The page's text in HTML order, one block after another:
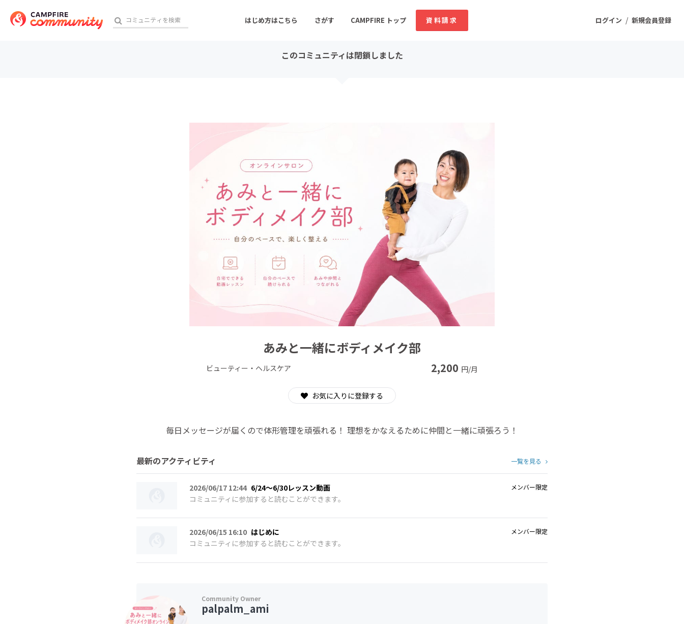
ログイン / 新規会員登録
はじめ方はこちら さがす CAMPFIRE トップ 資料請求
音楽
書籍・雑誌出版 アニメ・漫画
ソーシャルグッド ビューティー・ヘルスケア
CAMPFIRE for Social Good CAMPFIRE Creation
このコミュニティは閉鎖しました
あみと一緒にボディメイク部
ビューティー・ヘルスケア 2,200 円/月
お気に入りに登録する
毎日メッセージが届くので体形管理を頑張れる！ 理想をかなえるために仲間と一緒に頑張ろう！
最新のアクティビティ 一覧を見る
2026/06/17 12:44 6/24〜6/30レッスン動画 メンバー限定
コミュニティに参加すると読むことができます。
2026/06/15 16:10 はじめに メンバー限定
コミュニティに参加すると読むことができます。
palpalm_ami